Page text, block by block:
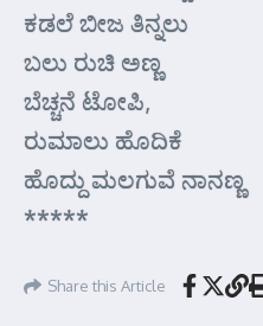
ಕಡಲೆ ಬೀಜ ತಿನ್ನಲು
ಬಲು ರುಚಿ ಅಣ್ಣ
ಬೆಚ್ಚನೆ ಟೋಪಿ,
ರುಮಾಲು ಹೊದಿಕೆ
ಹೊದ್ದು ಮಲಗುವೆ ನಾನಣ್ಣ
*****
Share this Article